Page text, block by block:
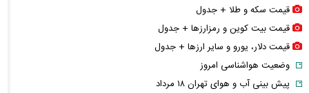
قیمت سکه و طلا + جدول
قیمت بیت کوین و رمزارز‌ها + جدول
قیمت دلار، یورو و سایر ارز‌ها + جدول
وضعیت هواشناسی امروز
پیش بینی آب و هوای تهران ۱۸ مرداد